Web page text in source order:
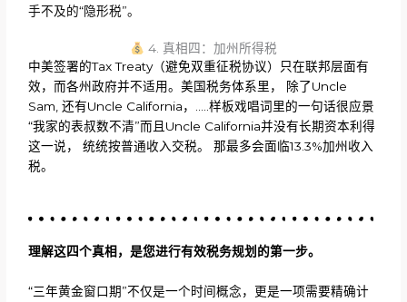
手不及的“隐形税”。
4. 真相四：加州所得税
中美签署的Tax Treaty（避免双重征税协议）只在联邦层面有
效，而各州政府并不适用。美国税务体系里， 除了Uncle
Sam, 还有Uncle California，…..样板戏唱词里的一句话很应景
“我家的表叔数不清”而且Uncle California并没有长期资本利得
这一说， 统统按普通收入交税。 那最多会面临13.3%加州收入
税。
理解这四个真相，是您进行有效税务规划的第一步。
“三年黄金窗口期”不仅是一个时间概念，更是一项需要精确计